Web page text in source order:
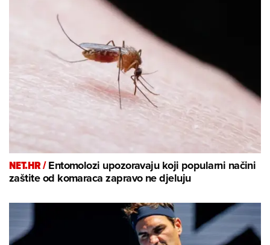
NET.HR /Entomolozi upozoravaju koji popularni načini
zaštite od komaraca zapravo ne djeluju